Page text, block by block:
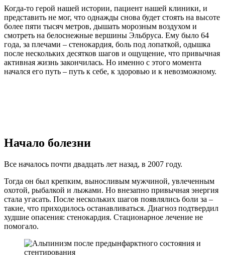
Когда-то герой нашей истории, пациент нашей клиники, и
представить не мог, что однажды снова будет стоять на высоте
более пяти тысяч метров, дышать морозным воздухом и
смотреть на белоснежные вершины Эльбруса. Ему было 64
года, за плечами – стенокардия, боль под лопаткой, одышка
после нескольких десятков шагов и ощущение, что привычная
активная жизнь закончилась. Но именно с этого момента
начался его путь – путь к себе, к здоровью и к невозможному.
Начало болезни
Все началось почти двадцать лет назад, в 2007 году.
Тогда он был крепким, выносливым мужчиной, увлеченным
охотой, рыбалкой и лыжами. Но внезапно привычная энергия
стала угасать. После нескольких шагов появлялись боли за –
такие, что приходилось останавливаться. Диагноз подтвердил
худшие опасения: стенокардия. Стационарное лечение не
помогало.